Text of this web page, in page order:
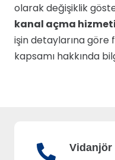
olarak değişiklik
kanal açma hizmeti
işin detaylarına
kapsamı hakkında
Vidanjör